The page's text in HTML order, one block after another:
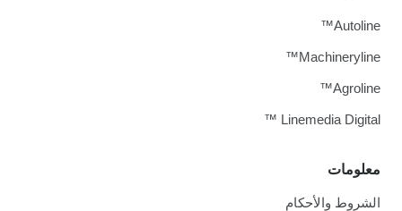
معلومات
الشروط والأحكام
Autoline™
Machineryline™
Agroline™
Linemedia Digital ™